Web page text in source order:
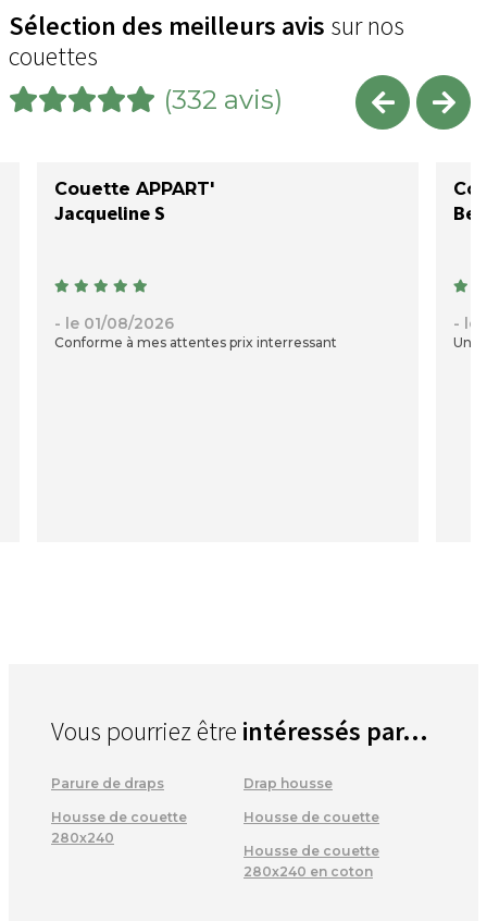
Sélection des meilleurs avis sur nos
couettes
(332 avis)
Couette APPART'
Jacqueline S
- le 01/08/2026
Conforme à mes attentes prix interressant
- le
Une
Vous pourriez être intéressés par...
Parure de draps Drap housse
Housse de couette
280x240
Housse de couette
Housse de couette
280x240 en coton